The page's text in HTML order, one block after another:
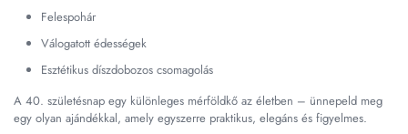
Felespohár
Válogatott édességek
Esztétikus díszdobozos csomagolás
A 40. születésnap egy különleges mérföldkő az életben – ünnepeld meg
egy olyan ajándékkal, amely egyszerre praktikus, elegáns és figyelmes.